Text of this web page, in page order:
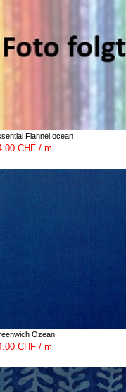
Flannel ocean
CHF / m
Ozean
CHF / m